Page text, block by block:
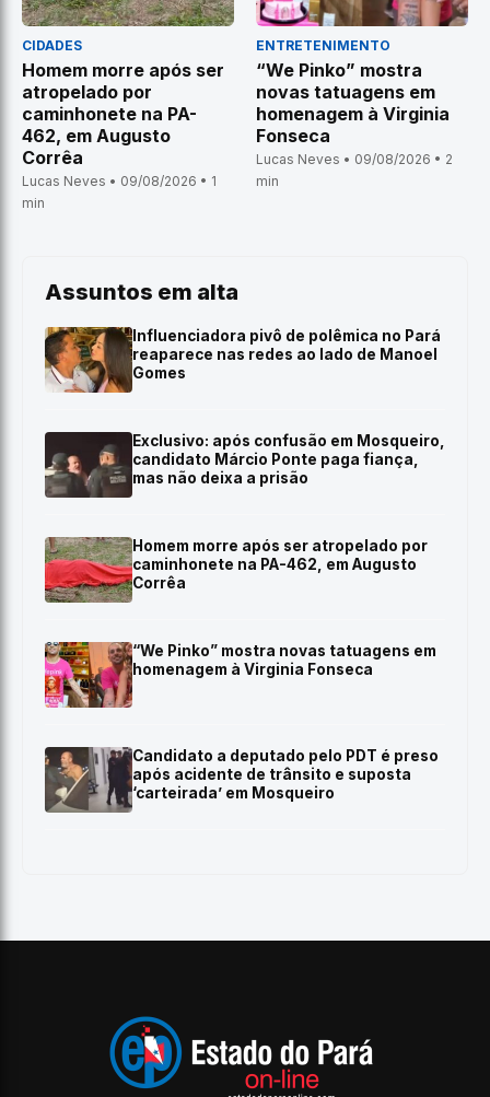
CIDADES
Homem morre após ser
atropelado por
caminhonete na PA-
462, em Augusto
Corrêa
Lucas Neves • 09/08/2026 • 1
min
ENTRETENIMENTO
“We Pinko” mostra
novas tatuagens em
homenagem à Virginia
Fonseca
Lucas Neves • 09/08/2026 • 2
min
Assuntos em alta
Influenciadora pivô de polêmica no Pará
reaparece nas redes ao lado de Manoel
Gomes
Exclusivo: após confusão em Mosqueiro,
candidato Márcio Ponte paga fiança,
mas não deixa a prisão
Homem morre após ser atropelado por
caminhonete na PA-462, em Augusto
Corrêa
“We Pinko” mostra novas tatuagens em
homenagem à Virginia Fonseca
Candidato a deputado pelo PDT é preso
após acidente de trânsito e suposta
‘carteirada’ em Mosqueiro